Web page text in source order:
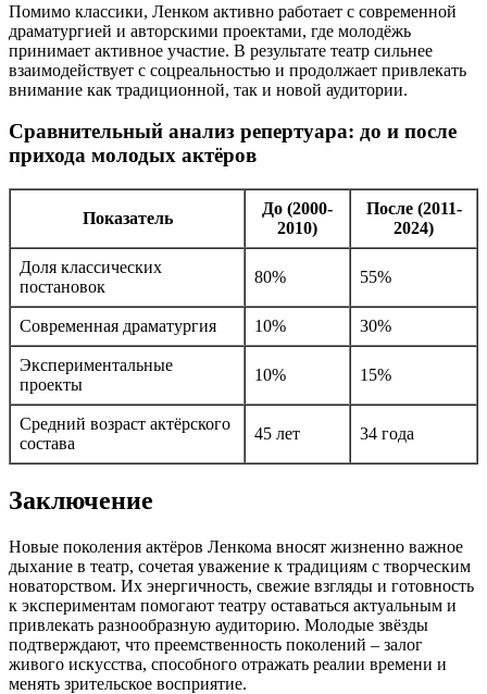
Помимо классики, Ленком активно работает с современной
драматургией и авторскими проектами, где молодёжь
принимает активное участие. В результате театр сильнее
взаимодействует с соцреальностью и продолжает привлекать
внимание как традиционной, так и новой аудитории.
Сравнительный анализ репертуара: до и после
прихода молодых актёров
Показатель
До (2000-
2010)
После (2011-
2024)
Доля классических
постановок
80% 55%
Современная драматургия 10% 30%
Экспериментальные
проекты
10% 15%
Средний возраст актёрского
состава
45 лет 34 года
Заключение
Новые поколения актёров Ленкома вносят жизненно важное
дыхание в театр, сочетая уважение к традициям с творческим
новаторством. Их энергичность, свежие взгляды и готовность
к экспериментам помогают театру оставаться актуальным и
привлекать разнообразную аудиторию. Молодые звёзды
подтверждают, что преемственность поколений – залог
живого искусства, способного отражать реалии времени и
менять зрительское восприятие.